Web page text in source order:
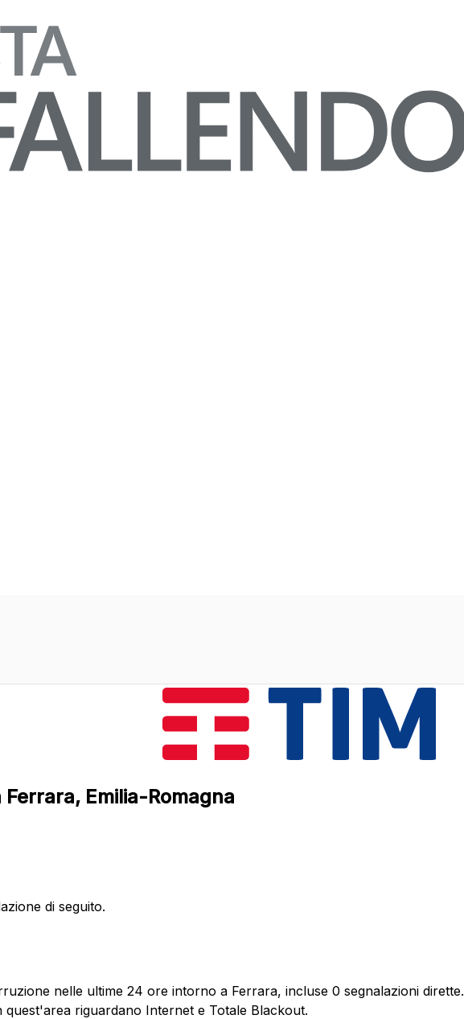
Emilia-Romagna
di seguito.
nelle ultime 24 ore intorno a Ferrara, incluse 0 segnalazioni dirette.
riguardano Internet e Totale Blackout.